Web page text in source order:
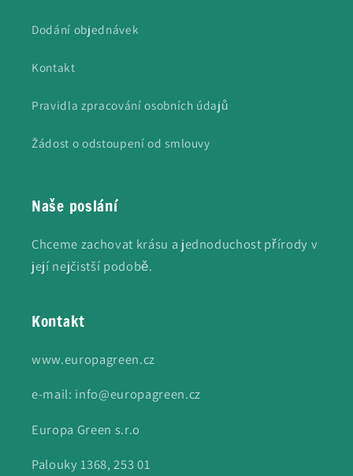
Dodání objednávek
Kontakt
Pravidla zpracování osobních údajů
Žádost o odstoupení od smlouvy
Naše poslání
Chceme zachovat krásu a jednoduchost přírody v
její nejčistší podobě.
Kontakt
www.europagreen.cz
e-mail: info@europagreen.cz
Europa Green s.r.o
Palouky 1368, 253 01